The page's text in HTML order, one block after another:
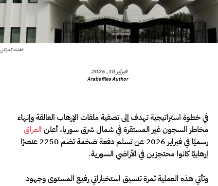
القضاء العراقي
فبراير 10, 2026
Arabefiles Author
في خطوة استراتيجية تهدف إلى تصفية ملفات الإرهاب العالقة وإنهاء
مخاطر السجون غير المستقرة في شمال شرق سوريا، أعلن العراق
رسميًا في فبراير 2026 عن تسلم دفعة ضخمة تضم 2250 عنصرًا
إرهابيًا كانوا محتجزين في الأراضي السورية.
وتأتي هذه العملية ثمرة تنسيق استخباراتي رفيع المستوى وجهود